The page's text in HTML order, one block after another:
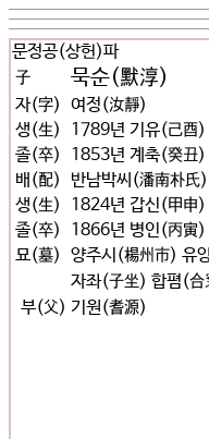
문정공(상헌)파
子
묵순(默淳)
자(字) 여정(汝靜)
생(生)
1789년 기유(己酉)
졸(卒)
1853년 계축(癸丑
배(配)
반남박씨(潘南朴氏)
생(生)
1824년 갑신(甲申)
졸(卒)
1866년 병인(丙寅
묘(墓) 양주시(楊州市) 유
자좌(子坐) 합폄(
부(父) 기원(耆源)